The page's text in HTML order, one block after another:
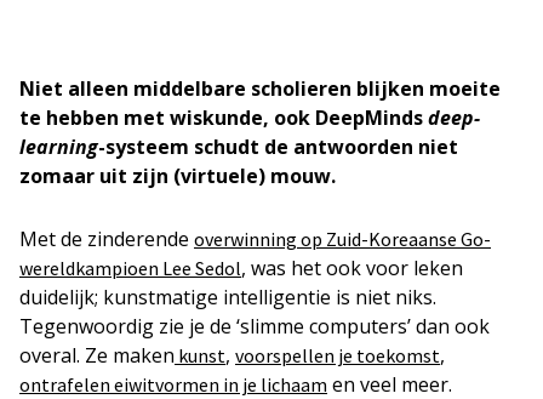
Niet alleen middelbare scholieren blijken moeite
te hebben met wiskunde, ook DeepMindsdeep-
learning-systeem schudt de antwoorden niet
zomaar uit zijn (virtuele) mouw.
Met de zinderende overwinning op Zuid-Koreaanse Go-
wereldkampioen Lee Sedol, was het ook voor leken
duidelijk; kunstmatige intelligentie is niet niks.
Tegenwoordig zie je de ‘slimme computers’ dan ook
overal. Ze maken kunst, voorspellen je toekomst,
ontrafelen eiwitvormen in je lichaam en veel meer.